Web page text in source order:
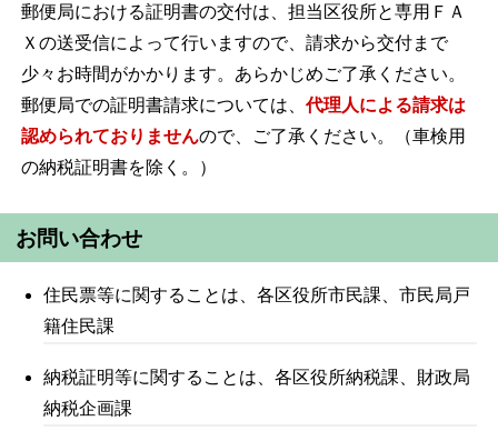
郵便局における証明書の交付は、担当区役所と専用ＦＡ
Ｘの送受信によって行いますので、請求から交付まで
少々お時間がかかります。あらかじめご了承ください。
郵便局での証明書請求については、代理人による請求は
認められておりませんので、ご了承ください。（車検用
の納税証明書を除く。）
お問い合わせ
住民票等に関することは、各区役所市民課、市民局戸
籍住民課
納税証明等に関することは、各区役所納税課、財政局
納税企画課